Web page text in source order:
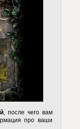
, после чего вам
про ваши